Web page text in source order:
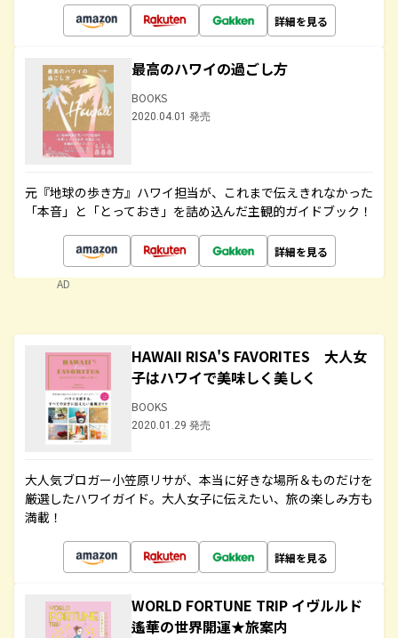
詳細を見る
最高のハワイの過ごし方
BOOKS
2020.04.01 発売
元『地球の歩き方』ハワイ担当が、これまで伝えきれなかった
「本音」と「とっておき」を詰め込んだ主観的ガイドブック！
詳細を見る
AD
HAWAII RISA'S FAVORITES 大人女
子はハワイで美味しく美しく
BOOKS
2020.01.29 発売
大人気ブロガー小笠原リサが、本当に好きな場所＆ものだけを
厳選したハワイガイド。大人女子に伝えたい、旅の楽しみ方も
満載！
詳細を見る
WORLD FORTUNE TRIP イヴルルド
遙華の世界開運★旅案内